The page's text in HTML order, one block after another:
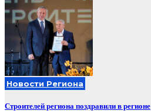
Новости Региона
Строителей региона поздравили в регионе